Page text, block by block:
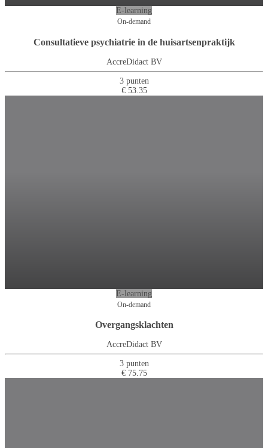
E-learning
On-demand
Consultatieve psychiatrie in de huisartsenpraktijk
AccreDidact BV
3 punten
€ 53.35
E-learning
On-demand
Overgangsklachten
AccreDidact BV
3 punten
€ 75.75